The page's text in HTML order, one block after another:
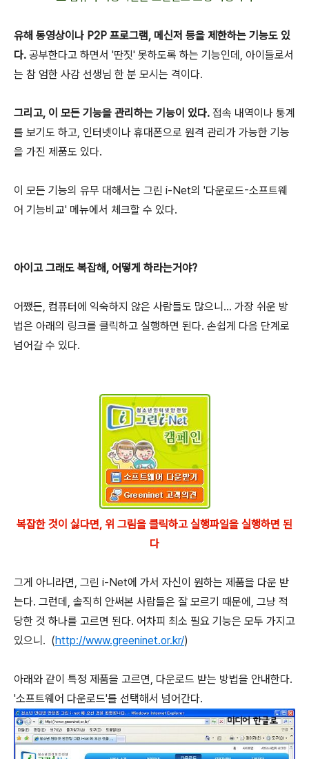
유해 동영상이나 P2P 프로그램, 메신저 등을 제한하는 기능도 있
다. 공부한다고 하면서 '딴짓' 못하도록 하는 기능인데, 아이들로서
는 참 엄한 사감 선생님 한 분 모시는 격이다.
그리고, 이 모든 기능을 관리하는 기능이 있다. 접속 내역이나 퉁계
를 보기도 하고, 인터넷이나 휴대폰으로 원격 관리가 가능한 기능
을 가진 제품도 있다.
이 모든 기능의 유무 대해서는 그린 i-Net의 '다운로드-소프트웨
어 기능비교' 메뉴에서 체크할 수 있다.
아이고 그래도 복잡해, 어떻게 하라는거야?
어쨌든, 컴퓨터에 익숙하지 않은 사람들도 많으니... 가장 쉬운 방
법은 아래의 링크를 클릭하고 실행하면 된다. 손쉽게 다음 단계로
넘어갈 수 있다.
복잡한 것이 싫다면, 위 그림을 클릭하고 실행파일을 실행하면 된
다
그게 아니라면, 그린 i-Net에 가서 자신이 원하는 제품을 다운 받
는다. 그런데, 솔직히 안써본 사람들은 잘 모르기 때문에, 그냥 적
당한 것 하나를 고르면 된다. 어차피 최소 필요 기능은 모두 가지고
있으니. (http://www.greeninet.or.kr/)
아래와 같이 특정 제품을 고르면, 다운로드 받는 방법을 안내한다.
'소프트웨어 다운로드'를 선택해서 넘어간다.